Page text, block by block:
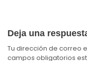
Deja una
Tu dirección de correo
campos obligatorios